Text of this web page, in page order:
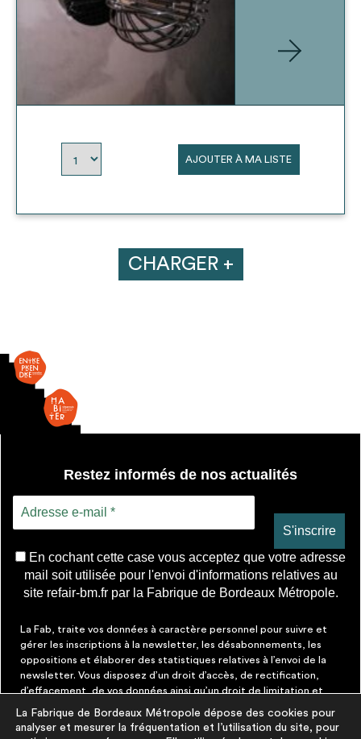
AJOUTER À MA LISTE
CHARGER +
Restez informés de nos actualités
En cochant cette case vous acceptez que votre adresse
mail soit utilisée pour l'envoi d'informations relatives au
site refair-bm.fr par la Fabrique de Bordeaux Métropole.
La Fab, traite vos données à caractère personnel pour suivre et
gérer les inscriptions à la newsletter, les désabonnements, les
oppositions et élaborer des statistiques relatives à l’envoi de la
newsletter. Vous disposez d’un droit d’accès, de rectification,
d’effacement, de vos données ainsi qu’un droit de limitation et
moment faire cesser ces communications en cliquant sur le lien de
désinscription figurant dans chaque message. Vous pouvez
La Fabrique de Bordeaux Métropole dépose des cookies pour
analyser et mesurer la fréquentation et l’utilisation du site, pour